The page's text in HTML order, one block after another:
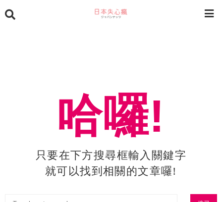
哈囉!
只要在下方搜尋框輸入關鍵字
就可以找到相關的文章囉!